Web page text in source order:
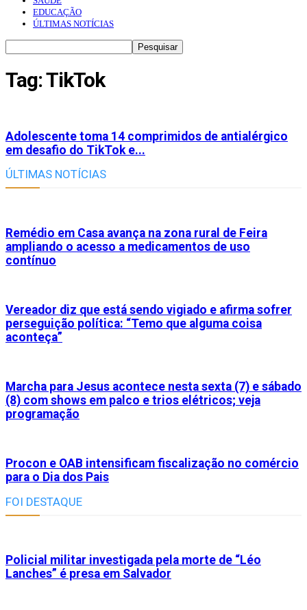
EDUCAÇÃO
ÚLTIMAS NOTÍCIAS
Tag: TikTok
Adolescente toma 14 comprimidos de antialérgico
em desafio do TikTok e...
ÚLTIMAS NOTÍCIAS
Remédio em Casa avança na zona rural de Feira
ampliando o acesso a medicamentos de uso
contínuo
Vereador diz que está sendo vigiado e afirma sofrer
perseguição política: “Temo que alguma coisa
aconteça”
Marcha para Jesus acontece nesta sexta (7) e sábado
(8) com shows em palco e trios elétricos; veja
programação
Procon e OAB intensificam fiscalização no comércio
para o Dia dos Pais
FOI DESTAQUE
Policial militar investigada pela morte de “Léo
Lanches” é presa em Salvador